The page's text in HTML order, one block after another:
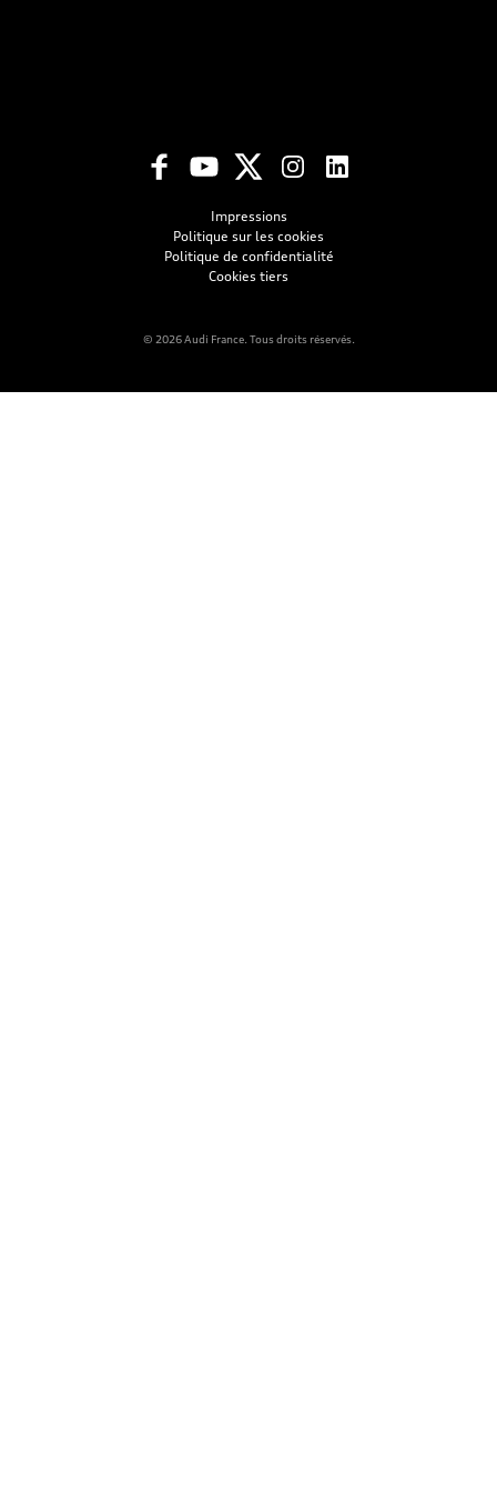
© 2026 Audi France. Tous droits réservés.
Impressions
Politique sur les cookies
Politique de confidentialité
Cookies tiers